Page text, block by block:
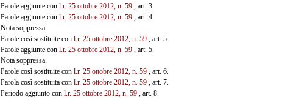
Parole aggiunte con l.r. 25 ottobre 2012, n. 59, art. 3.
Parole aggiunte con l.r. 25 ottobre 2012, n. 59, art. 4.
Nota soppressa.
Parole così sostituite con l.r. 25 ottobre 2012, n. 59, art. 5.
Parole aggiunte con l.r. 25 ottobre 2012, n. 59, art. 5.
Nota soppressa.
Parole così sostituite con l.r. 25 ottobre 2012, n. 59, art. 6.
Parola così sostituita con l.r. 25 ottobre 2012, n. 59, art. 7.
Periodo aggiunto con l.r. 25 ottobre 2012, n. 59, art. 8.